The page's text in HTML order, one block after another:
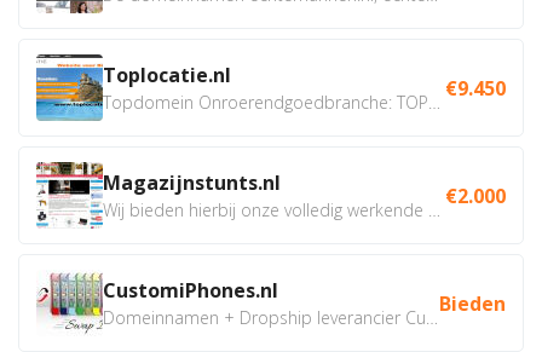
Toplocatie.nl €9.450
Magazijnstunts.nl €2.000
CustomiPhones.nl Bieden